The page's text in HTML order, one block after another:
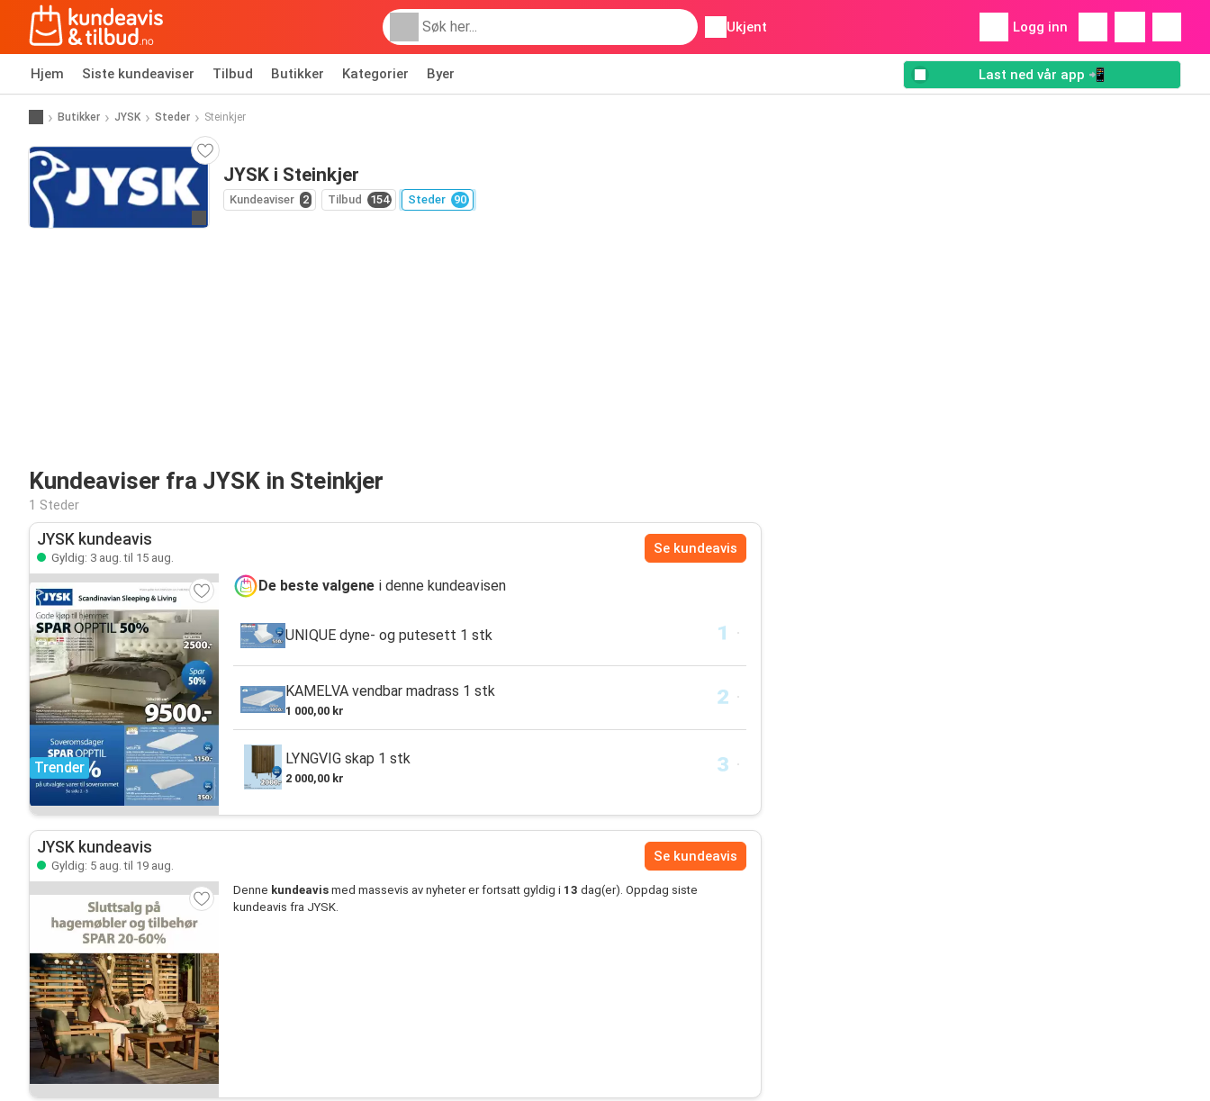
Ukjent Logg inn
Hjem Siste kundeaviser Tilbud Butikker Kategorier Byer Last ned vår app 📲
Butikker JYSK Steder Steinkjer
JYSK i Steinkjer
Kundeaviser 2 Tilbud 154 Steder 90
Kundeaviser fra JYSK in Steinkjer
1 Steder
JYSK kundeavis
Gyldig: 3 aug. til 15 aug.
Se kundeavis
Trender
De beste valgene i denne kundeavisen
UNIQUE dyne- og putesett 1 stk
KAMELVA vendbar madrass 1 stk
1 000,00 kr
LYNGVIG skap 1 stk
2 000,00 kr
JYSK kundeavis
Gyldig: 5 aug. til 19 aug.
Se kundeavis
Denne kundeavis med massevis av nyheter er fortsatt gyldig i 13 dag(er). Oppdag siste
kundeavis fra JYSK.